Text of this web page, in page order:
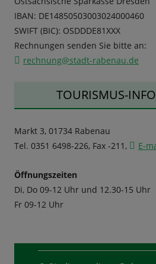
IBAN: DE14850503003024000460
SWIFT (BIC): OSDDDE81XXX
Rechnungen senden Sie bitte an:
rechnung@stadt-rabenau.de
TOURISMUS-
Markt 3, 01734 Rabenau
Tel. 0351 6498-226, Fax -211,
E-
Öffnungszeiten
Di, Do 09-12 Uhr und 12.30-15 Uhr
Fr 09-12 Uhr
Footer